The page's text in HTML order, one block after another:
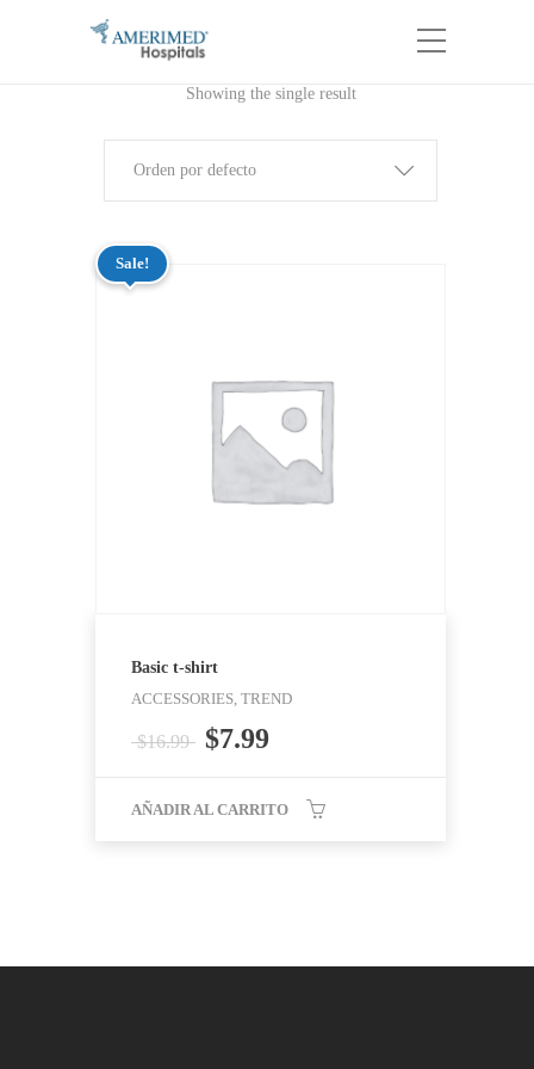
Showing the single result
Orden por defecto
Sale!
Basic t-shirt
ACCESSORIES, TREND
$16.99 $7.99
AÑADIR AL CARRITO